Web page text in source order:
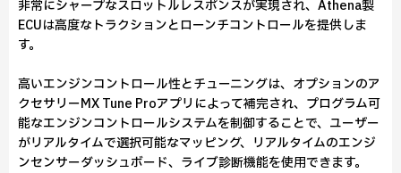
非常にシャープなスロットルレスポンスが実現され、Athena製
ECUは高度なトラクションとローンチコントロールを提供しま
す。
高いエンジンコントロール性とチューニングは、オプションのア
クセサリーMX Tune Proアプリによって補完され、プログラム可
能なエンジンコントロールシステムを制御することで、ユーザー
がリアルタイムで選択可能なマッピング、リアルタイムのエンジ
ンセンサーダッシュボード、ライブ診断機能を使用できます。